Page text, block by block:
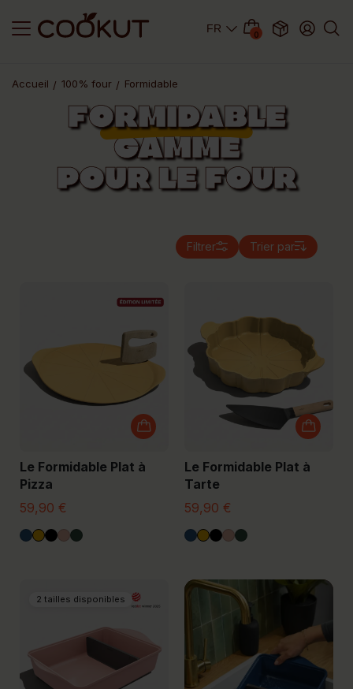
0
Accueil 100% four Formidable
FORMIDABLE
GAMME
POUR LE FOUR
Filtrer Trier par
Le Formidable Plat à
Pizza
59,90 €
Le Formidable Plat à
Tarte
59,90 €
2 tailles disponibles